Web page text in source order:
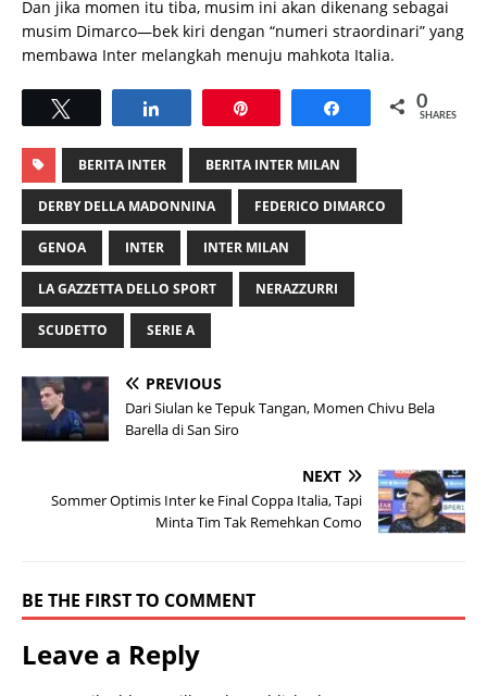
Dan jika momen itu tiba, musim ini akan dikenang sebagai
musim Dimarco—bek kiri dengan “numeri straordinari” yang
membawa Inter melangkah menuju mahkota Italia.
Share 0
SHARES
BERITA INTER BERITA INTER MILAN
DERBY DELLA MADONNINA FEDERICO DIMARCO
GENOA INTER INTER MILAN
LA GAZZETTA DELLO SPORT NERAZZURRI
SCUDETTO SERIE A
PREVIOUS
Dari Siulan ke Tepuk Tangan, Momen Chivu Bela
Barella di San Siro
NEXT
Sommer Optimis Inter ke Final Coppa Italia, Tapi
Minta Tim Tak Remehkan Como
BE THE FIRST TO COMMENT
Leave a Reply